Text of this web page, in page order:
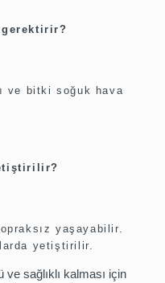
gerektirir?
ve bitki soğuk hava
yaşayabilir.
yetiştirilir.
sağlıklı kalması için